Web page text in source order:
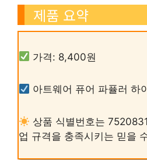
제품 요약
가격: 8,400원
아트웨어 퓨어 파퓰러 하
상품 식별번호는
업 규격을 충족시키는 믿을